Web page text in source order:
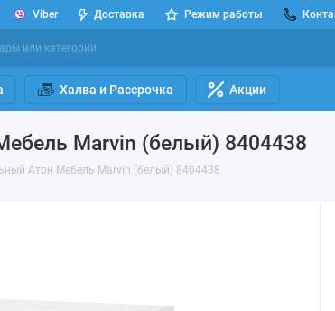
Viber Доставка Режим работы
Халва и Рассрочка Акции
Marvin (белый) 8404438
Атон Мебель Marvin (белый) 8404438